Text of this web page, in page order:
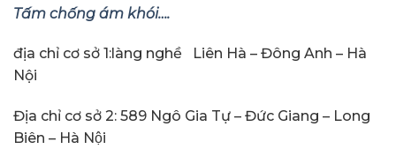
Tấm chống ám khói….
địa chỉ cơ sở 1:làng nghề Liên Hà – Đông Anh – Hà
Nội
Địa chỉ cơ sở 2: 589 Ngô Gia Tự – Đức Giang – Long
Biên – Hà Nội